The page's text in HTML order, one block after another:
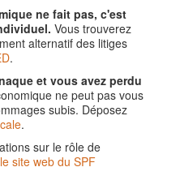
ne fait pas, c'est
Vous trouverez
alternatif des litiges
.
et vous avez perdu
ne peut pas vous
subis. Déposez
.
sur le rôle de
le site web du SPF